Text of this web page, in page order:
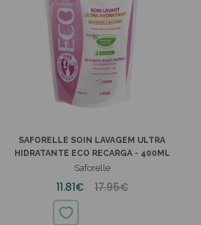
SAFORELLE SOIN LAVAGEM ULTRA
HIDRATANTE ECO RECARGA - 400ML
Saforelle
11.81€ 17.95€